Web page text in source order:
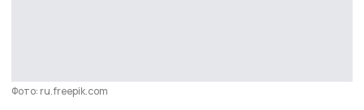
Фото: ru.freepik.com